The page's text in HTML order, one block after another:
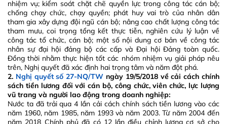
nhiệm vụ; kiểm soát chặt chẽ quyền lực trong công tác cán bộ;
chống chạy chức, chạy quyền; phát huy vai trò của nhân dân
tham gia xây dựng đội ngũ cán bộ; nâng cao chất lượng công tác
tham mưu, coi trọng tổng kết thực tiễn, nghiên cứu lý luận về
công tác tổ chức, cán bộ; một số nội dung cơ bản về công tác
nhân sự đại hội đảng bộ các cấp và Đại hội Đảng toàn quốc.
Đồng thời nhằm thực hiện tốt các nhóm nhiệm vụ giải pháp nêu
trên, Nghị quyết đã xác định hai trọng tâm và năm đột phá.
2. Nghị quyết số 27-NQ/TW ngày 19/5/2018 về cải cách chính
sách tiền lương đối với cán bộ, công chức, viên chức, lực lượng
vũ trang và người lao động trong doanh nghiệp:
Nước ta đã trải qua 4 lần cải cách chính sách tiền lương vào các
năm 1960, năm 1985, năm 1993 và năm 2003. Từ năm 2004 đến
năm 2018 Chính phủ đã có 12 lần điều chỉnh lương cơ sở cho